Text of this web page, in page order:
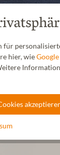
für
hier, wie